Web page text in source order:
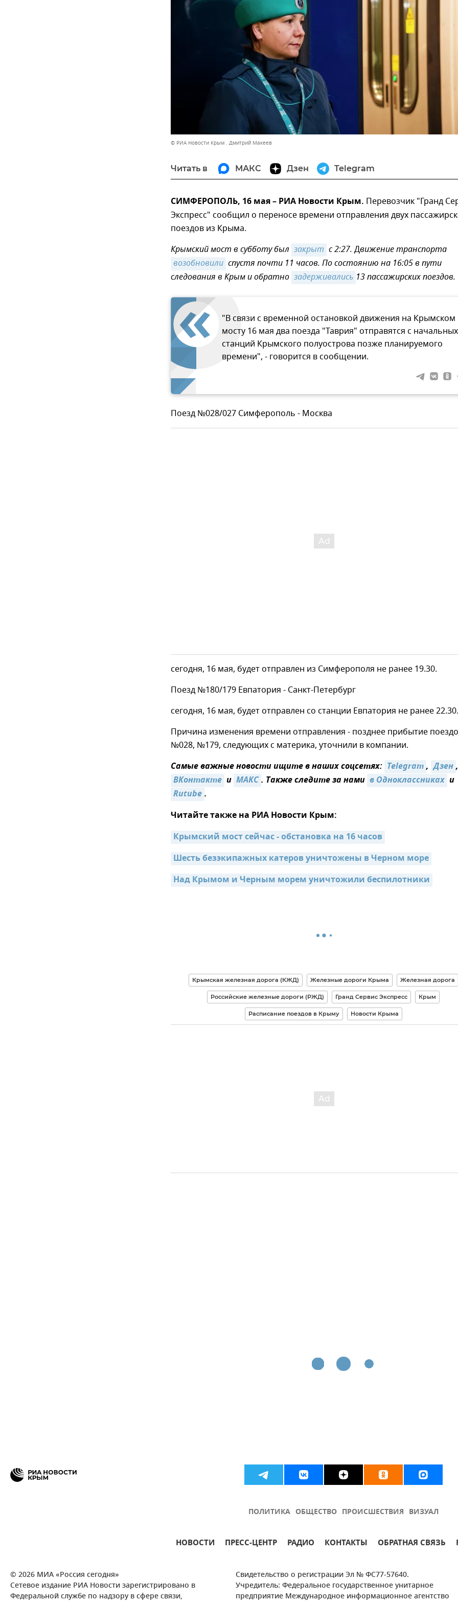
© РИА Новости Крым . Дмитрий Макеев
Читать в МАКС Дзен Telegram
СИМФЕРОПОЛЬ, 16 мая – РИА Новости Крым. Перевозчик "Гранд
Экспресс" сообщил о переносе времени отправления двух
поездов из Крыма.
Крымский мост в субботу был закрыт с 2:27. Движение транспорта
возобновили спустя почти 11 часов. По состоянию на 16:05 в пути
следования в Крым и обратно задерживались 13 пассажирских поездов.
"В связи с временной остановкой движения на Крымском
мосту 16 мая два поезда "Таврия" отправятся с начальных
станций Крымского полуострова позже планируемого
времени", - говорится в сообщении.
Поезд №028/027 Симферополь - Москва
сегодня, 16 мая, будет отправлен из Симферополя не ранее 19.30.
Поезд №180/179 Евпатория - Санкт-Петербург
сегодня, 16 мая, будет отправлен со станции Евпатория не ранее 22.30.
Причина изменения времени отправления - позднее прибытие
№028, №179, следующих с материка, уточнили в компании.
Самые важные новости ищите в наших соцсетях: Telegram, Дзен,
ВКонтакте и МАКС. Также следите за нами в Одноклассниках и
Rutube.
Читайте также на РИА Новости Крым:
Крымский мост сейчас - обстановка на 16 часов
Шесть безэкипажных катеров уничтожены в Черном море
Над Крымом и Черным морем уничтожили беспилотники
Крымская железная дорога (КЖД) Железные дороги Крыма Железная дорога
Российские железные дороги (РЖД) Гранд Сервис Экспресс Крым
Расписание поездов в Крыму Новости Крыма
ПОЛИТИКА ОБЩЕСТВО ПРОИСШЕСТВИЯ ВИЗУАЛ
НОВОСТИ ПРЕСС-ЦЕНТР РАДИО КОНТАКТЫ ОБРАТНАЯ СВЯЗЬ
© 2026 МИА «Россия сегодня»
Сетевое издание РИА Новости зарегистрировано в
Федеральной службе по надзору в сфере связи,
Свидетельство о регистрации Эл № ФС77-57640.
Учредитель: Федеральное государственное унитарное
предприятие Международное информационное агентство